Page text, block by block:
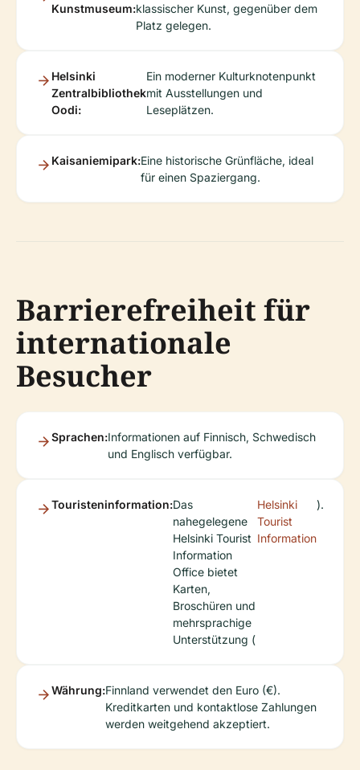
Kunstmuseum:klassischer Kunst, gegenüber dem
Platz gelegen.
Helsinki
Zentralbibliothek
Oodi:
Ein moderner Kulturknotenpunkt
mit Ausstellungen und
Leseplätzen.
Kaisaniemipark:Eine historische Grünfläche, ideal
für einen Spaziergang.
Barrierefreiheit für
internationale
Besucher
Sprachen:Informationen auf Finnisch, Schwedisch
und Englisch verfügbar.
Touristeninformation:Das
nahegelegene
Helsinki Tourist
Information
Office bietet
Karten,
Broschüren und
mehrsprachige
Unterstützung (
Helsinki
Tourist
Information
).
Währung:Finnland verwendet den Euro (€).
Kreditkarten und kontaktlose Zahlungen
werden weitgehend akzeptiert.